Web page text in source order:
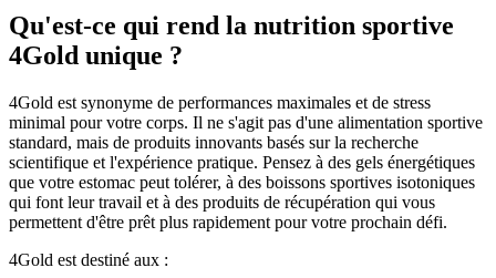
Qu'est-ce qui rend la nutrition sportive
4Gold unique ?
4Gold est synonyme de performances maximales et de stress
minimal pour votre corps. Il ne s'agit pas d'une alimentation sportive
standard, mais de produits innovants basés sur la recherche
scientifique et l'expérience pratique. Pensez à des gels énergétiques
que votre estomac peut tolérer, à des boissons sportives isotoniques
qui font leur travail et à des produits de récupération qui vous
permettent d'être prêt plus rapidement pour votre prochain défi.
4Gold est destiné aux :